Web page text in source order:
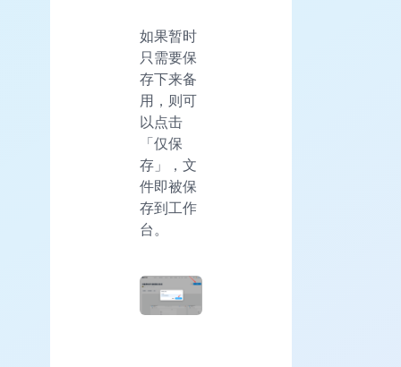
如果暂时
只需要保
存下来备
用，则可
以点击
「仅保
存」，文
件即被保
存到工作
台。